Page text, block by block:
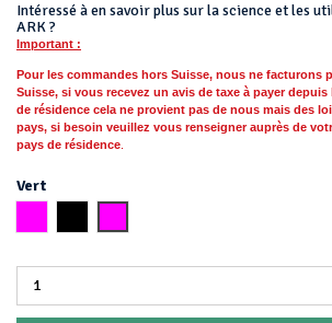
Intéressé à en savoir plus sur la science et les
ARK ?
Important :
Pour les commandes hors Suisse, nous ne facturons
Suisse, si vous recevez un avis de taxe à payer
de résidence cela ne provient pas de nous mais des
pays, si besoin veuillez vous renseigner auprès de
pays de résidence
Vert